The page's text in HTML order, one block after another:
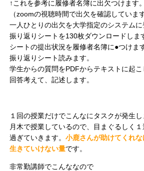
↑これを参考に履修者名簿に出欠つけます。
（zoomの視聴時間で出欠を確認していま
一人ひとりの出欠を大学指定のシステムに
振り返りシートを130枚ダウンロードしま
シートの提出状況を履修者名簿に●つけま
振り返りシート読みます。
学生からの質問をPDFからテキストに起こ
回答考えて、記述します。
１回の授業だけでこんなにタスクが発生し
月木で授業しているので、目まぐるしく
過ぎていきます。小鹿さんが助けてくれ
生きていけない量です。
非常勤講師でこんななので